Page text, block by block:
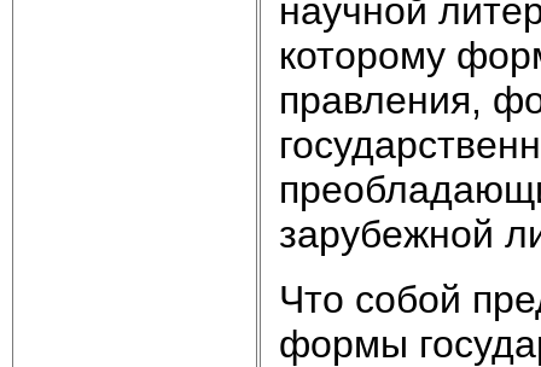
научной
которому
правления,
зарубежной
Что собой
формы